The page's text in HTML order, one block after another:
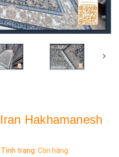
Hakhamanesh
Tình trạng: Còn hàng